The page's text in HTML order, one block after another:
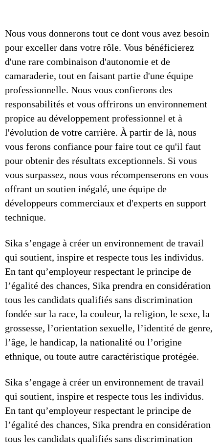
Nous vous donnerons tout ce dont vous avez besoin
pour exceller dans votre rôle. Vous bénéficierez
d'une rare combinaison d'autonomie et de
camaraderie, tout en faisant partie d'une équipe
professionnelle. Nous vous confierons des
responsabilités et vous offrirons un environnement
propice au développement professionnel et à
l'évolution de votre carrière. À partir de là, nous
vous ferons confiance pour faire tout ce qu'il faut
pour obtenir des résultats exceptionnels. Si vous
vous surpassez, nous vous récompenserons en vous
offrant un soutien inégalé, une équipe de
développeurs commerciaux et d'experts en support
technique.
Sika s’engage à créer un environnement de travail
qui soutient, inspire et respecte tous les individus.
En tant qu’employeur respectant le principe de
l’égalité des chances, Sika prendra en considération
tous les candidats qualifiés sans discrimination
fondée sur la race, la couleur, la religion, le sexe, la
grossesse, l’orientation sexuelle, l’identité de genre,
l’âge, le handicap, la nationalité ou l’origine
ethnique, ou toute autre caractéristique protégée.
Sika s’engage à créer un environnement de travail
qui soutient, inspire et respecte tous les individus.
En tant qu’employeur respectant le principe de
l’égalité des chances, Sika prendra en considération
tous les candidats qualifiés sans discrimination